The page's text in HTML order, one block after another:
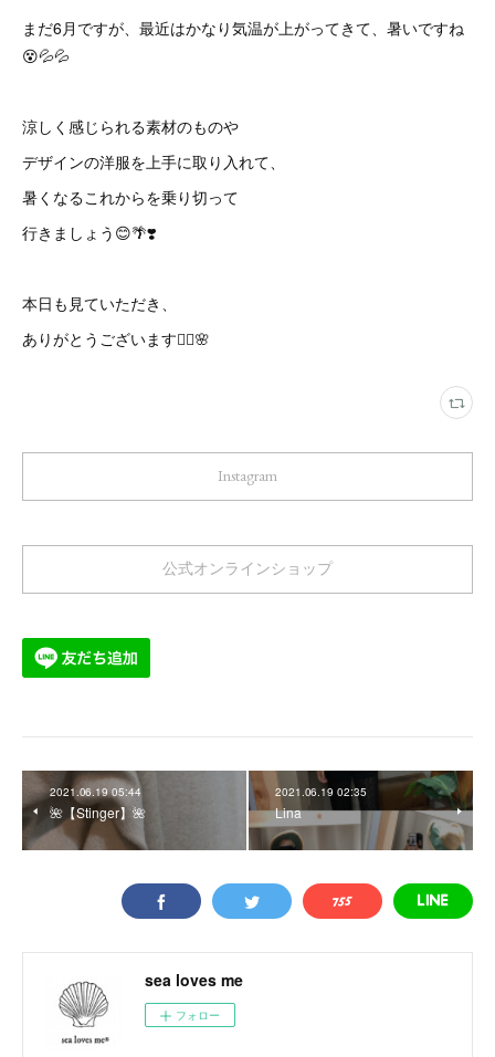
まだ6月ですが、最近はかなり気温が上がってきて、暑いですね
😵💦💦
涼しく感じられる素材のものや
デザインの洋服を上手に取り入れて、
暑くなるこれからを乗り切って
行きましょう😊🌴❣️
本日も見ていただき、
ありがとうございます🙇‍♀️🌸
Instagram
公式オンラインショップ
2021.06.19 05:44
🌺【Stinger】🌺
2021.06.19 02:35
Lina
sea loves me
フォロー